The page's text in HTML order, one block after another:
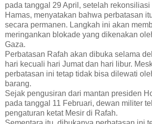
pada tanggal 29 April, setelah rekonsiliasi
Hamas, menyatakan bahwa perbatasan
secara permanen. Langkah ini akan
meringankan blokade yang dikenakan
Gaza.
Perbatasan Rafah akan dibuka selama
hari kecuali hari Jumat dan hari libur.
perbatasan ini tetap tidak bisa dilewati
barang.
Sejak pengusiran dari mantan presiden
pada tanggal 11 Februari, dewan militer
pengaturan ketat Mesir di Rafah.